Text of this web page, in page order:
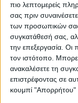
πιο λεπτομερείς
σας πριν
των προσωπικών σας
συγκατάθεσή σας,
την επεξεργασία. Οι
τον ιστότοπο.
ανακαλέσετε τη
επιστρέφοντας σε
κουμπί "Απορρήτου"
συνοδεία
ερείπια του
δημιουργηθεί
Όπως δείχνουν
κτηρίων η
τα αρχαία
τάφοι